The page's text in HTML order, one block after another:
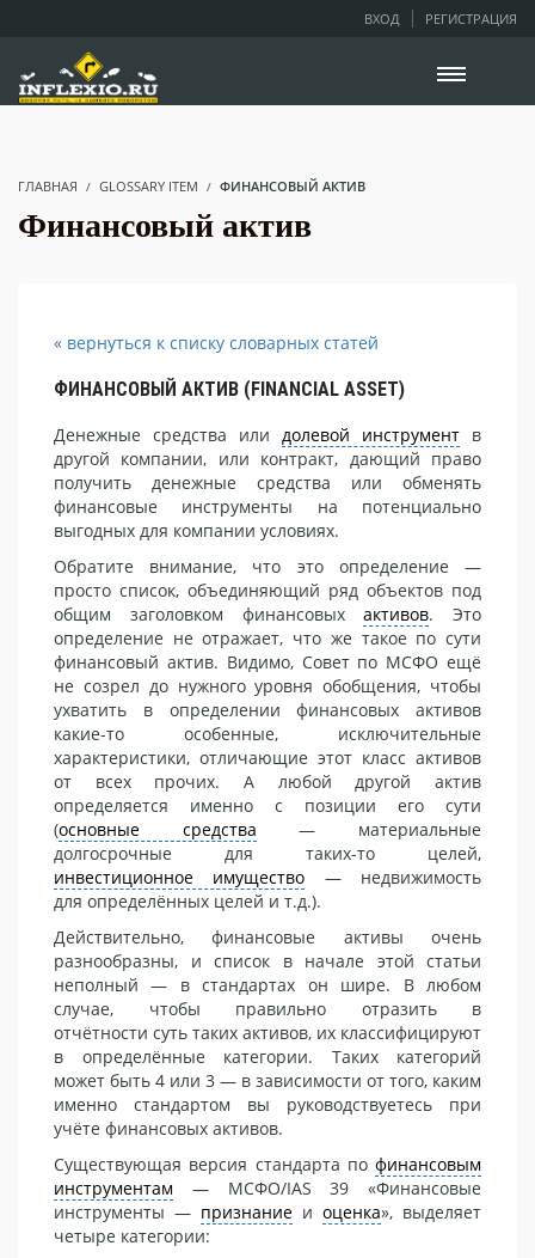
ВХОД РЕГИСТРАЦИЯ
ГЛАВНАЯ GLOSSARY ITEM ФИНАНСОВЫЙ АКТИВ
Финансовый актив
« вернуться к списку словарных статей
ФИНАНСОВЫЙ АКТИВ (FINANCIAL ASSET)
Денежные средства или долевой инструмент в
другой компании, или контракт, дающий право
получить денежные средства или обменять
финансовые инструменты на потенциально
выгодных для компании условиях.
Обратите внимание, что это определение —
просто список, объединяющий ряд объектов под
общим заголовком финансовыхактивов. Это
определение не отражает, что же такое по сути
финансовый актив. Видимо, Совет по МСФО ещё
не созрел до нужного уровня обобщения, чтобы
ухватить в определении финансовых активов
какие-то особенные, исключительные
характеристики, отличающие этот класс активов
от всех прочих. А любой другой актив
определяется именно с позиции его сути
(основные средства — материальные
долгосрочные для таких-то целей,
инвестиционное имущество — недвижимость
для определённых целей и т.д.).
Действительно, финансовые активы очень
разнообразны, и список в начале этой статьи
неполный — в стандартах он шире. В любом
случае, чтобы правильно отразить в
отчётности суть таких активов, их классифицируют
в определённые категории. Таких категорий
может быть 4 или 3 — в зависимости от того, каким
именно стандартом вы руководствуетесь при
учёте финансовых активов.
Существующая версия стандарта по финансовым
инструментам — МСФО/IAS 39 «Финансовые
инструменты — признание и оценка», выделяет
четыре категории: